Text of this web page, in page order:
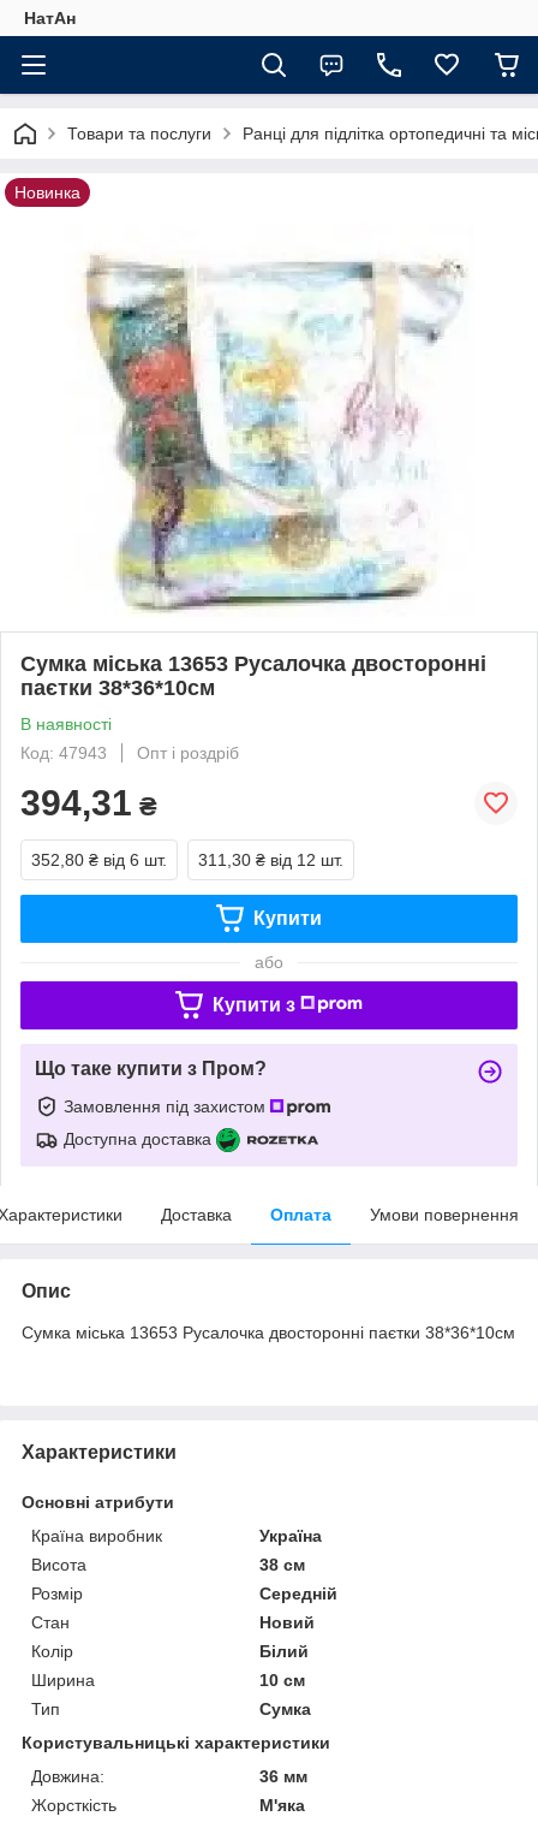
НатАн
Товари та послуги Ранці для підлітка ортопедичні та
Новинка
Сумка міська 13653 Русалочка двосторонні
паєтки 38*36*10см
В наявності
Код: 47943
Опт і роздріб
394,31 ₴
352,80 ₴ від 6 шт. 311,30 ₴ від 12 шт.
Купити
або
Купити з
Що таке купити з Пром?
Замовлення під захистом
Доступна доставка
Доставка Оплата Умови повернення
Опис
Сумка міська 13653 Русалочка двосторонні паєтки 38*36*10см
Характеристики
Основні атрибути
Країна виробник
Україна
Висота
38 см
Розмір
Середній
Стан
Новий
Колір
Білий
Ширина
10 см
Тип
Сумка
Користувальницькі характеристики
Довжина:
36 мм
Жорсткість
М'яка